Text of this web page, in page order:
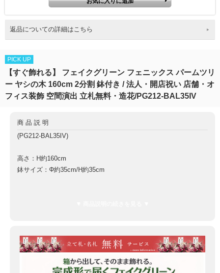
返品についての詳細はこちら
PICK UP
【すぐ飾れる】 フェイクグリーン フェニックス パームツリ
ー ヤシの木 160cm 2分割 鉢付き / 法人・開店祝い 店舗・オ
フィス装飾 空間演出 立札無料・造花/PG212-BAL35IV
商品説明
(PG212-BAL35IV)
高さ：H約160cm
鉢サイズ：Φ約35cm/H約35cm